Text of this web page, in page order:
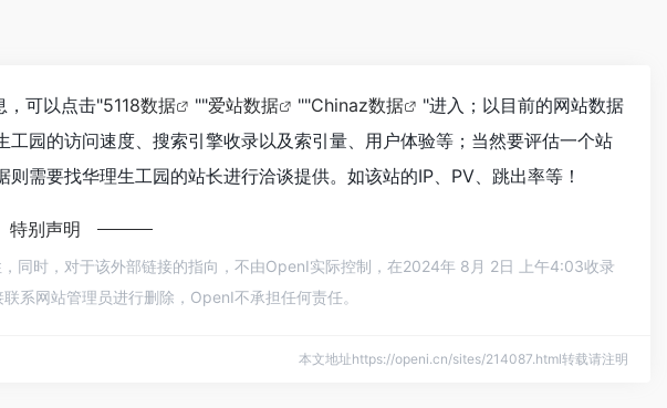
，可以点击"5118数据 ""爱站数据 ""Chinaz数据
"进入；以目前的网站数据
园的访问速度、搜索引擎收录以及索引量、用户体验等；当然要评估一个站
需要找华理生工园的站长进行洽谈提供。如该站的IP、PV、跳出率等！
特别声明
同时，对于该外部链接的指向，不由OpenI实际控制，在2024年 8月 2日 上午4:03收录
系网站管理员进行删除，OpenI不承担任何责任。
本文地址https://openi.cn/sites/214087.html转载请注明